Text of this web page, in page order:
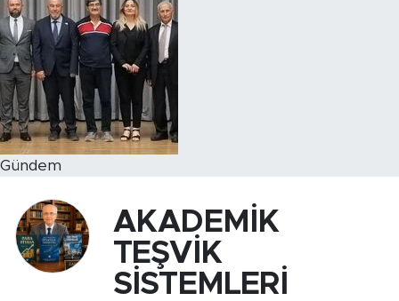
Gündem
AKADEMİK
TEŞVİK
SİSTEMLERİ
Resmi İlanlar
Sağlık
Spor
Turizm